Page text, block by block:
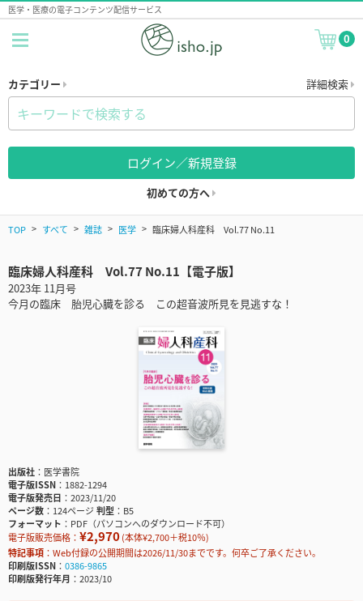
医学・医療の電子コンテンツ配信サービス
0
カテゴリー 詳細検索
ログイン／新規登録
初めての方へ
TOP すべて 雑誌 医学 臨床婦人科産科 Vol.77 No.11
臨床婦人科産科 Vol.77 No.11【電子版】
2023年 11月号
今月の臨床 胎児心臓を診る この超音波所見を見逃すな！
出版社
医学書院
電子版ISSN
1882-1294
電子版発売日
2023/11/20
ページ数
124ページ判型
B5
フォーマット
PDF（パソコンへのダウンロード不可）
電子版販売価格： ¥2,970(本体¥2,700＋税10％)
特記事項
Web付録の公開期間は2026/11/30までです。何卒ご了承ください。
印刷版ISSN
0386-9865
印刷版発行年月
2023/10